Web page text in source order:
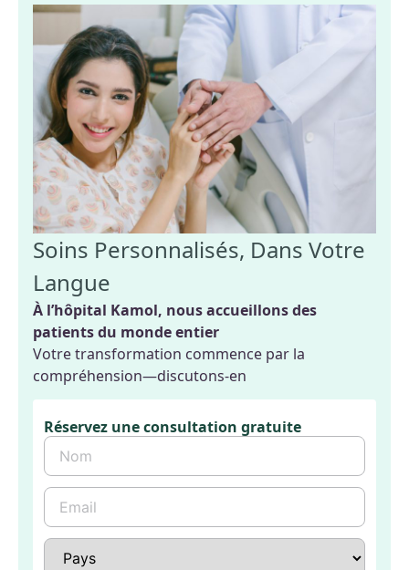
Soins Personnalisés, Dans Votre
Langue
À l’hôpital Kamol, nous accueillons des
patients du monde entier
Votre transformation commence par la
compréhension—discutons-en
Réservez une consultation gratuite